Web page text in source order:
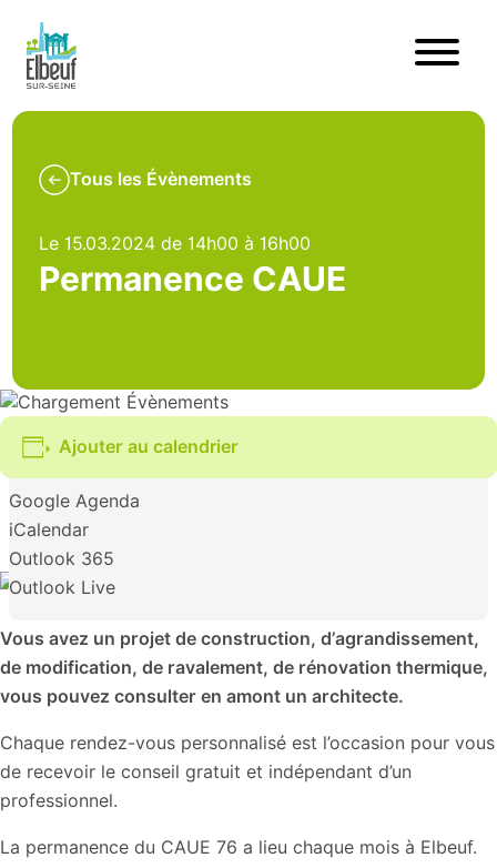
Tous les Évènements
Le 15.03.2024 de 14h00 à 16h00
Permanence CAUE
Ajouter au calendrier
Google Agenda
iCalendar
Outlook 365
Outlook Live
Vous avez un projet de construction, d’agrandissement,
de modification, de ravalement, de rénovation thermique,
vous pouvez consulter en amont un architecte.
Chaque rendez-vous personnalisé est l’occasion pour vous
de recevoir le conseil gratuit et indépendant d’un
professionnel.
La permanence du CAUE 76 a lieu chaque mois à Elbeuf.